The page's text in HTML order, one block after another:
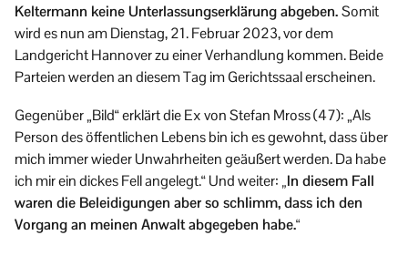
Keltermann keine Unterlassungserklärung abgeben.Somit
wird es nun am Dienstag, 21. Februar 2023, vor dem
Landgericht Hannover zu einer Verhandlung kommen. Beide
Parteien werden an diesem Tag im Gerichtssaal erscheinen.
Gegenüber „Bild“ erklärt die Ex von Stefan Mross (47): „Als
Person des öffentlichen Lebens bin ich es gewohnt, dass über
mich immer wieder Unwahrheiten geäußert werden. Da habe
ich mir ein dickes Fell angelegt.“ Und weiter: „In diesem Fall
waren die Beleidigungen aber so schlimm, dass ich den
Vorgang an meinen Anwalt abgegeben habe.“